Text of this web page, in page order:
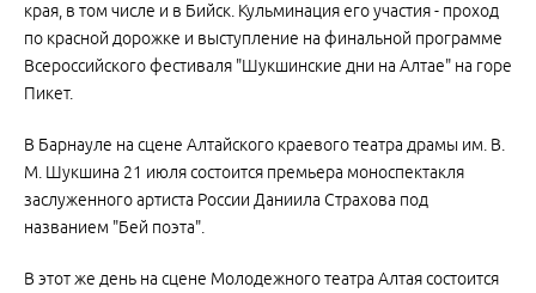
края, в том числе и в Бийск. Кульминация его участия - проход
по красной дорожке и выступление на финальной программе
Всероссийского фестиваля "Шукшинские дни на Алтае" на горе
Пикет.
В Барнауле на сцене Алтайского краевого театра драмы им. В.
М. Шукшина 21 июля состоится премьера моноспектакля
заслуженного артиста России Даниила Страхова под
названием "Бей поэта".
В этот же день на сцене Молодежного театра Алтая состоится